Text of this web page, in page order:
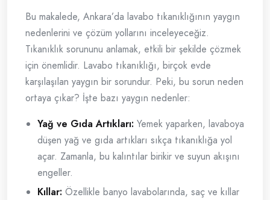
Bu makalede, Ankara’da lavabo tıkanıklığının yaygın
nedenlerini ve çözüm yollarını inceleyeceğiz.
Tıkanıklık sorununu anlamak, etkili bir şekilde çözmek
için önemlidir. Lavabo tıkanıklığı, birçok evde
karşılaşılan yaygın bir sorundur. Peki, bu sorun neden
ortaya çıkar? İşte bazı yaygın nedenler:
Yağ ve Gıda Artıkları: Yemek yaparken, lavaboya
düşen yağ ve gıda artıkları sıkça tıkanıklığa yol
açar. Zamanla, bu kalıntılar birikir ve suyun akışını
engeller.
Kıllar: Özellikle banyo lavabolarında, saç ve kıllar